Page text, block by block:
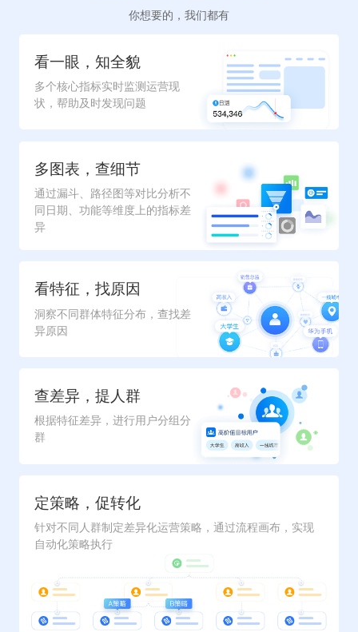
你想要的，我们都有
看一眼，知全貌
多个核心指标实时监测运营现
状，帮助及时发现问题
多图表，查细节
通过漏斗、路径图等对比分析不
同日期、功能等维度上的指标差
异
看特征，找原因
洞察不同群体特征分布，查找差
异原因
查差异，提人群
根据特征差异，进行用户分组分
群
定策略，促转化
针对不同人群制定差异化运营策略，通过流程画布，实现
自动化策略执行